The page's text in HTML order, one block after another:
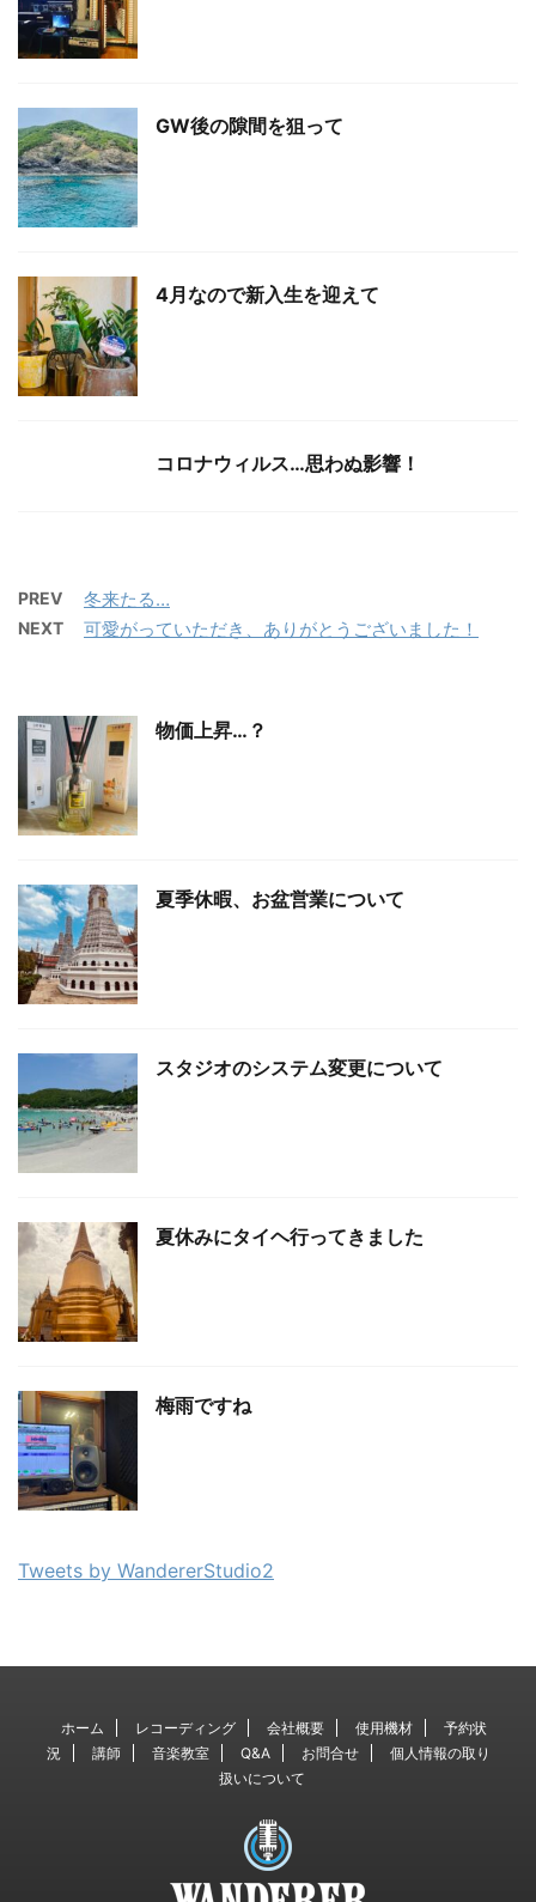
GW後の隙間を狙って
4月なので新入生を迎えて
コロナウィルス…思わぬ影響！
PREV 冬来たる…
NEXT 可愛がっていただき、ありがとうございました！
物価上昇…？
夏季休暇、お盆営業について
スタジオのシステム変更について
夏休みにタイヘ行ってきました
梅雨ですね
Tweets by WandererStudio2
ホーム レコーディング 会社概要 使用機材
予約状
況
講師 音楽教室 Q&A お問合せ
個人情報の取り
扱いについて